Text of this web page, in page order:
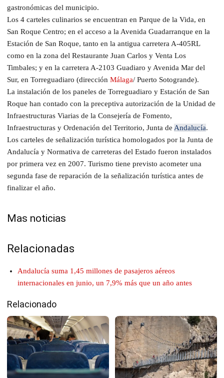
gastronómicas del municipio.
Los 4 carteles culinarios se encuentran en Parque de la Vida, en
San Roque Centro; en el acceso a la Avenida Guadarranque en la
Estación de San Roque, tanto en la antigua carretera A-405RL
como en la zona del Restaurante Juan Carlos y Venta Los
Timbales; y en la carretera A-2103 Guadiaro y Avenida Mar del
Sur, en Torreguadiaro (dirección Málaga/ Puerto Sotogrande).
La instalación de los paneles de Torreguadiaro y Estación de San
Roque han contado con la preceptiva autorización de la Unidad de
Infraestructuras Viarias de la Consejería de Fomento,
Infraestructuras y Ordenación del Territorio, Junta de Andalucía.
Los carteles de señalización turística homologados por la Junta de
Andalucía y Normativa de carreteras del Estado fueron instalados
por primera vez en 2007. Turismo tiene previsto acometer una
segunda fase de reparación de la señalización turística antes de
finalizar el año.
Mas noticias
Relacionadas
Andalucía suma 1,45 millones de pasajeros aéreos
internacionales en junio, un 7,9% más que un año antes
Relacionado